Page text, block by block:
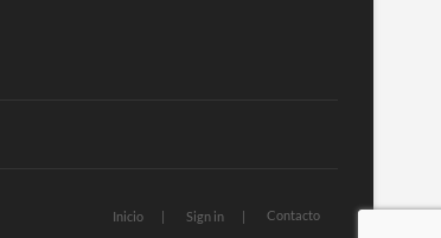
Inicio Sign in Contacto